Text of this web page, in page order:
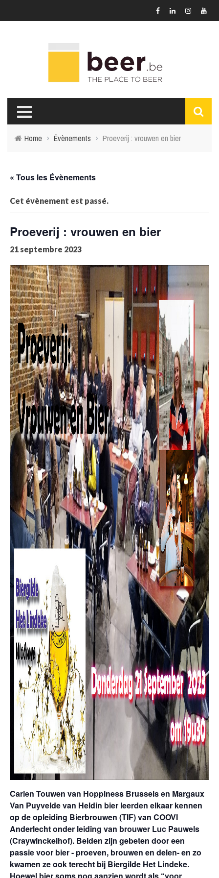
Home › Évènements › Proeverij : vrouwen en bier
« Tous les Évènements
Cet évènement est passé.
Proeverij : vrouwen en bier
21 septembre 2023
Carien Touwen van Hoppiness Brussels en Margaux
Van Puyvelde van Heldin bier leerden elkaar kennen
op de opleiding Bierbrouwen (TIF) van COOVI
Anderlecht onder leiding van brouwer Luc Pauwels
(Craywinckelhof). Beiden zijn gebeten door een
passie voor bier - proeven, brouwen en delen- en zo
kwamen ze ook terecht bij Biergilde Het Lindeke.